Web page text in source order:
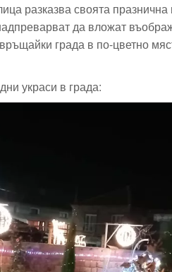
разказва своята празнична
да вложат
града в по-цветно
украси в града: